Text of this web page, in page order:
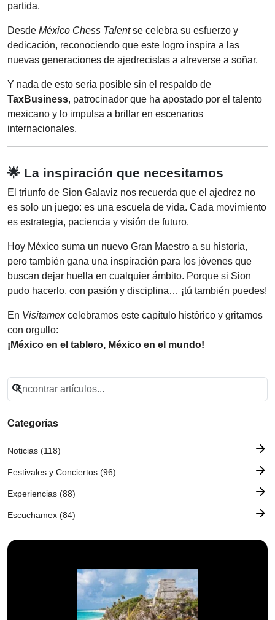
partida.
Desde México Chess Talentse celebra su esfuerzo y
dedicación, reconociendo que este logro inspira a las
nuevas generaciones de ajedrecistas a atreverse a soñar.
Y nada de esto sería posible sin el respaldo de
TaxBusiness, patrocinador que ha apostado por el talento
mexicano y lo impulsa a brillar en escenarios
internacionales.
🌟 La inspiración que necesitamos
El triunfo de Sion Galaviz nos recuerda que el ajedrez no
es solo un juego: es una escuela de vida. Cada movimiento
es estrategia, paciencia y visión de futuro.
Hoy México suma un nuevo Gran Maestro a su historia,
pero también gana una inspiración para los jóvenes que
buscan dejar huella en cualquier ámbito. Porque si Sion
pudo hacerlo, con pasión y disciplina… ¡tú también puedes!
En Visitamexcelebramos este capítulo histórico y gritamos
con orgullo:
¡México en el tablero, México en el mundo!
search
Categorías
Noticias (118) arrow_forward
Festivales y Conciertos (96) arrow_forward
Experiencias (88) arrow_forward
Escuchamex (84) arrow_forward